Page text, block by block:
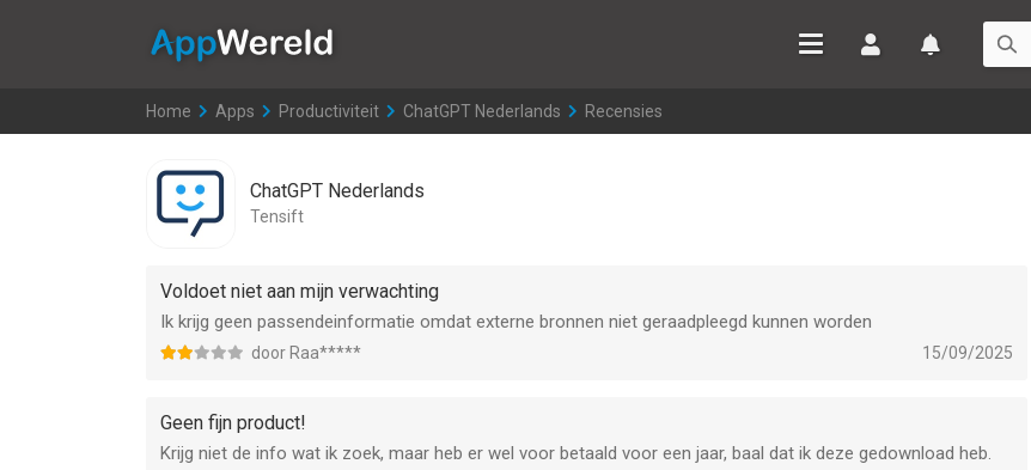
Home >
Apps >
Productiviteit >
ChatGPT Nederlands >
Recensies
ChatGPT Nederlands
Tensift
Voldoet niet aan mijn verwachting
Ik krijg geen passendeinformatie omdat externe bronnen niet geraadpleegd kunnen worden
door Raa***** 15/09/2025
Geen fijn product!
Krijg niet de info wat ik zoek, maar heb er wel voor betaald voor een jaar, baal dat ik deze gedownload heb.